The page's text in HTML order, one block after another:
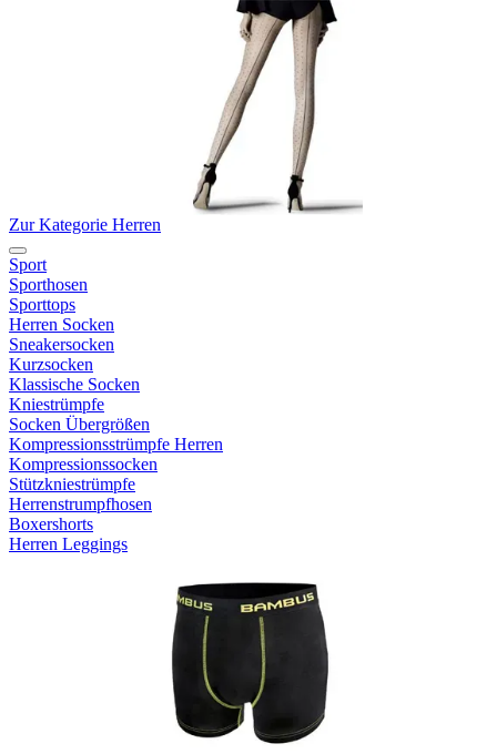
Zur Kategorie Herren
Sport
Sporthosen
Sporttops
Herren Socken
Sneakersocken
Kurzsocken
Klassische Socken
Kniestrümpfe
Socken Übergrößen
Kompressionsstrümpfe Herren
Kompressionssocken
Stützkniestrümpfe
Herrenstrumpfhosen
Boxershorts
Herren Leggings